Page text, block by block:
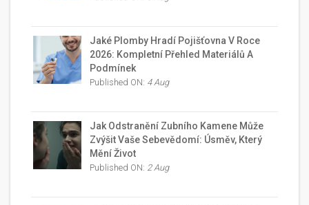
Jaké Plomby Hradí Pojišťovna V Roce
2026: Kompletní Přehled Materiálů A
Podmínek
Published ON: 4 Aug
Jak Odstranění Zubního Kamene Může
Zvýšit Vaše Sebevědomí: Úsměv, Který
Mění Život
Published ON: 2 Aug